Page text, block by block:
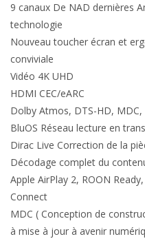
9 canaux De NAD dernières
technologie
Nouveau toucher écran et
conviviale
Vidéo 4K UHD
HDMI CEC/eARC
Dolby Atmos, DTS-HD, MDC,
BluOS Réseau lecture en
Dirac Live Correction de la
Décodage complet du
Apple AirPlay 2, ROON
Connect
MDC ( Conception de
à mise à jour à avenir